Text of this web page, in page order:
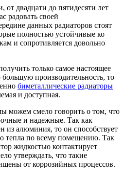
от двадцати до пятидесяти лет
радовать своей
данных радиаторов стоят
полностью устойчивые ко
и сопротивляется довольно
только самое настоящее
большую производительность, то
биметаллические радиаторы
и доступная.
можем смело говорить о том, что
и надежные. Так как
из алюминия, то он способствует
тепла по всему помещению. Так
жидкостью контактирует
утверждать, что такие
от коррозийных процессов.